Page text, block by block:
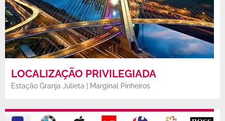
LOCALIZAÇÃO PRIVILEGIADA
Estação Granja Julieta | Marginal Pinheiros